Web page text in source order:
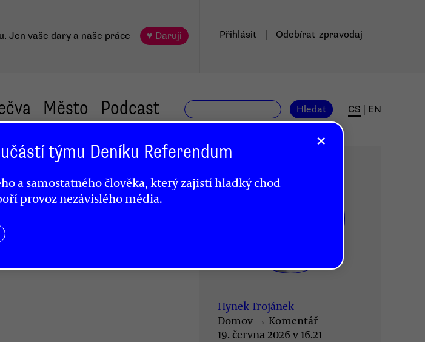
Jen vaše dary a naše práce ♥ Daruji Přihlásit Odebírat zpravodaj
Město Podcast Hledat CS EN
Hynek Trojánek
Domov → Komentář
19. června 2026 v 16.21
×
týmu Deníku Referendum
a samostatného člověka, který zajistí hladký chod
provoz nezávislého média.